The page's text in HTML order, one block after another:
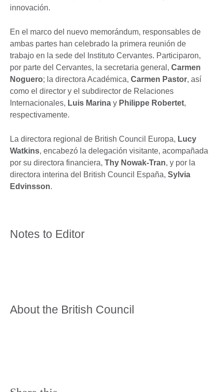
innovación.
En el marco del nuevo memorándum, responsables de
ambas partes han celebrado la primera reunión de
trabajo en la sede del Instituto Cervantes. Participaron,
por parte del Cervantes, la secretaria general, Carmen
Noguero; la directora Académica, Carmen Pastor, así
como el director y el subdirector de Relaciones
Internacionales, Luis Marina y Philippe Robertet,
respectivamente.
La directora regional de British Council Europa, Lucy
Watkins, encabezó la delegación visitante, acompañada
por su directora financiera, Thy Nowak-Tran, y por la
directora interina del British Council España, Sylvia
Edvinsson.
Notes to Editor
About the British Council